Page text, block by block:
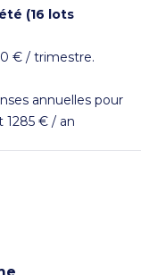
(16 lots
€ / trimestre.
annuelles pour
1285 € / an